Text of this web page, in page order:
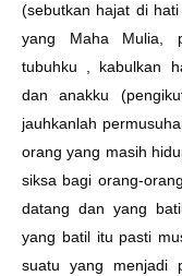
(sebutkan hajat di
yang Maha Mulia,
tubuhku , kabulkan
dan anakku
jauhkanlah
orang yang masih
siksa bagi orang-
datang dan yang
yang batil itu pasti
suatu yang menjadi